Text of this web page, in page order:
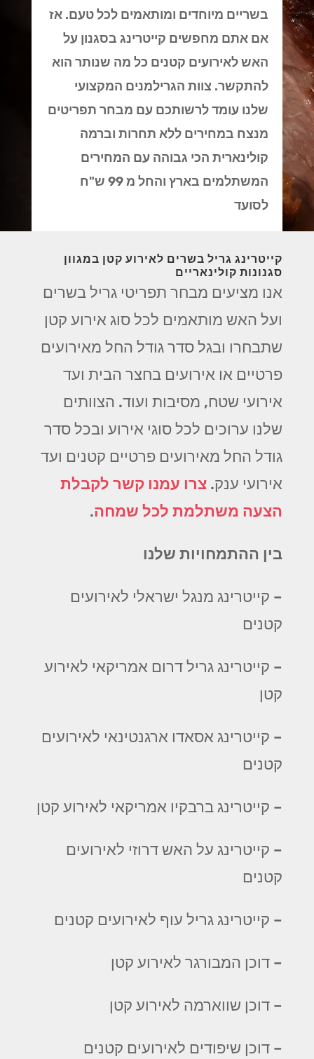
בשריים מיוחדים ומותאמים לכל טעם. אז
אם אתם מחפשים קייטרינג בסגנון על
האש לאירועים קטנים כל מה שנותר הוא
להתקשר. צוות הגרילמנים המקצועי
שלנו עומד לרשותכם עם מבחר תפריטים
מנצח במחירים ללא תחרות וברמה
קולינארית הכי גבוהה עם המחירים
המשתלמים בארץ והחל מ 99 ש"ח
לסועד
קייטרינג גריל בשרים לאירוע קטן במגוון
סגנונות קולינאריים
אנו מציעים מבחר תפריטי גריל בשרים
ועל האש מותאמים לכל סוג אירוע קטן
שתבחרו ובגל סדר גודל החל מאירועים
פרטיים או אירועים בחצר הבית ועד
אירועי שטח, מסיבות ועוד. הצוותים
שלנו ערוכים לכל סוגי אירוע ובכל סדר
גודל החל מאירועים פרטיים קטנים ועד
אירועי ענק. צרו עמנו קשר לקבלת
הצעה משתלמת לכל שמחה.
בין ההתמחויות שלנו
– קייטרינג מנגל ישראלי לאירועים
קטנים
– קייטרינג גריל דרום אמריקאי לאירוע
קטן
– קייטרינג אסאדו ארגנטינאי לאירועים
קטנים
– קייטרינג ברבקיו אמריקאי לאירוע קטן
– קייטרינג על האש דרוזי לאירועים
קטנים
– קייטרינג גריל עוף לאירועים קטנים
– דוכן המבורגר לאירוע קטן
– דוכן שווארמה לאירוע קטן
– דוכן שיפודים לאירועים קטנים